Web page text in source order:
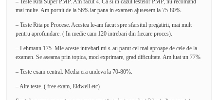
– Teste Rita Super PMP. Am facut 4. Ca si in cazul testelor PMP, nu recomand
mai multe. Am pornit de la 56% iar pana in examen ajusesem la 75-80%.
– Teste Rita pe Procese. Acestea le-am facut spre sfarsitul pregatirii, mai mult
pentru aprofundare. ( In medie cam 120 intrebari din fiecare proces).
– Lehmann 175. Mie aceste intrebari mi s-au parut cel mai aproape de cele de la
examen. Se aseama prin topica, mod exprimare, grad dificultate. Am luat un 77%
– Teste exam central. Media era undeva la 70-80%.
– Alte teste. ( free exam, Eldwell etc)